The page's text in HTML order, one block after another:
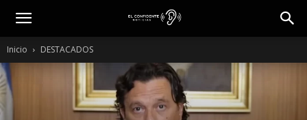
Inicio DESTACADOS